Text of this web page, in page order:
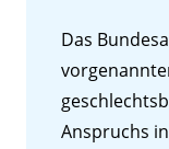
Das
Anspruchs